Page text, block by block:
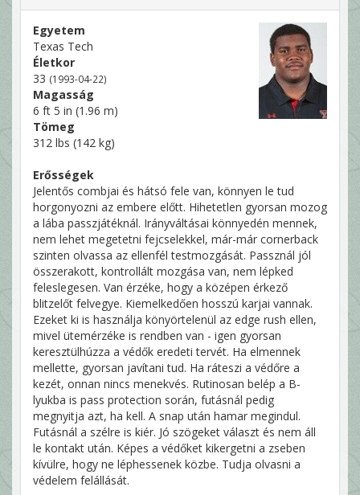
Egyetem
Texas Tech
Életkor
33 (1993-04-22)
Magasság
6 ft 5 in (1.96 m)
Tömeg
312 lbs (142 kg)
Erősségek
Jelentős combjai és hátsó fele van, könnyen le tud
horgonyozni az embere előtt. Hihetetlen gyorsan mozog
a lába passzjátéknál. Irányváltásai könnyedén mennek,
nem lehet megetetni fejcselekkel, már-már cornerback
szinten olvassa az ellenfél testmozgását. Passznál jól
összerakott, kontrollált mozgása van, nem lépked
feleslegesen. Van érzéke, hogy a középen érkező
blitzelőt felvegye. Kiemelkedően hosszú karjai vannak.
Ezeket ki is használja könyörtelenül az edge rush ellen,
mivel ütemérzéke is rendben van - igen gyorsan
keresztülhúzza a védők eredeti tervét. Ha elmennek
mellette, gyorsan javítani tud. Ha ráteszi a védőre a
kezét, onnan nincs menekvés. Rutinosan belép a B-
lyukba is pass protection során, futásnál pedig
megnyitja azt, ha kell. A snap után hamar megindul.
Futásnál a szélre is kiér. Jó szögeket választ és nem áll
le kontakt után. Képes a védőket kikergetni a zseben
kívülre, hogy ne léphessenek közbe. Tudja olvasni a
védelem felállását.